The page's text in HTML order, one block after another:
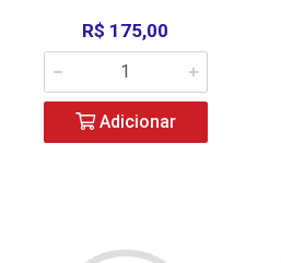
R$ 175,00
Adicionar